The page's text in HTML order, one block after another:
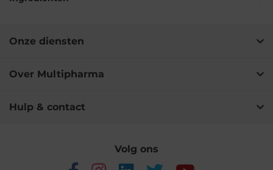
Onze diensten
Over Multipharma
Hulp & contact
Volg ons